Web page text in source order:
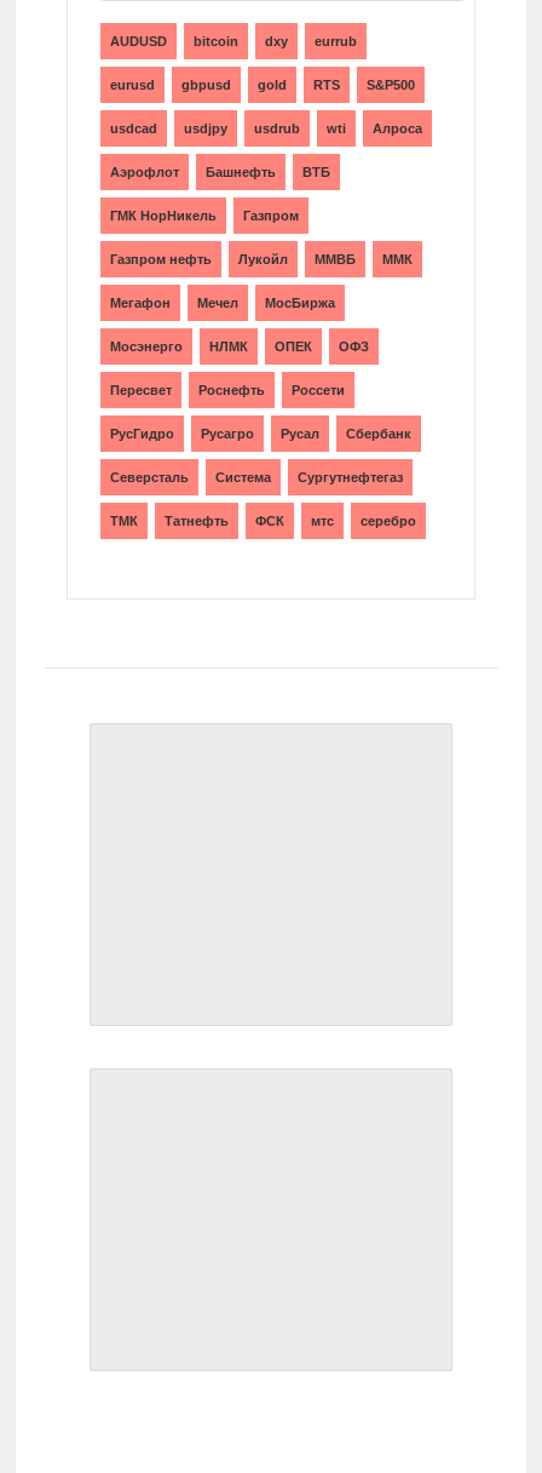
AUDUSD bitcoin dxy eurrub
eurusd gbpusd gold RTS S&P500
usdcad usdjpy usdrub wti Алроса
Аэрофлот Башнефть ВТБ
ГМК НорНикель Газпром
Газпром нефть Лукойл ММВБ ММК
Мегафон Мечел МосБиржа
Мосэнерго НЛМК ОПЕК ОФЗ
Пересвет Роснефть Россети
РусГидро Русагро Русал Сбербанк
Северсталь Система Сургутнефтегаз
ТМК Татнефть ФСК мтс серебро